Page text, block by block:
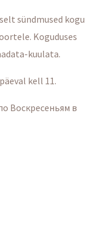
sündmused kogu
Koguduses
kuulata.
kell 11.
Воскресеньям в